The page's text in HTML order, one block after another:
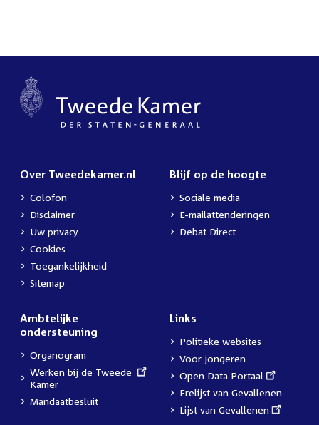
Over Tweedekamer.nl
Colofon
Disclaimer
Uw privacy
Cookies
Toegankelijkheid
Sitemap
Blijf op de hoogte
Sociale media
E-mailattenderingen
Debat Direct
Ambtelijke
ondersteuning
Organogram
External
link:
Werken bij de Tweede
Kamer
Mandaatbesluit
Links
Politieke websites
Voor jongeren
External
link:
Open Data Portaal
Erelijst van Gevallenen
External
Lijst van Gevallenen